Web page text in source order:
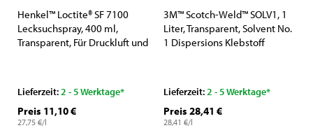
Henkel™ Loctite® SF 7100
Lecksuchspray, 400 ml,
Transparent, Für Druckluft und
Lieferzeit:2 - 5 Werktage*
Preis 11,10 €
27,75 €/l
3M™ Scotch-Weld™ SOLV1, 1
Liter, Transparent, Solvent No.
1 Dispersions Klebstoff
Lieferzeit:2 - 5 Werktage*
Preis 28,41 €
28,41 €/l